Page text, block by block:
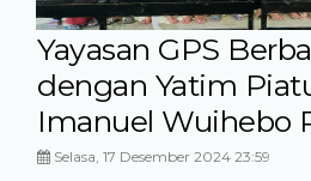
Yayasan GPS
dengan Yatim
Imanuel Wuihebo
Selasa, 17 Desember 2024 23:59